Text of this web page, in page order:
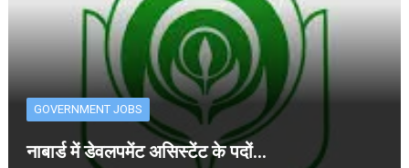
GOVERNMENT JOBS
नाबार्ड में डेवलपमेंट असिस्टेंट के पदों…